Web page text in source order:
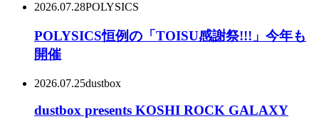
2026.07.28POLYSICS
POLYSICS恒例の「TOISU感謝祭!!!」今年も
開催
2026.07.25dustbox
dustbox presents KOSHI ROCK GALAXY